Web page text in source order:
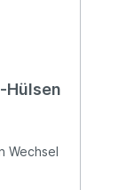
Hülsen
Wechsel